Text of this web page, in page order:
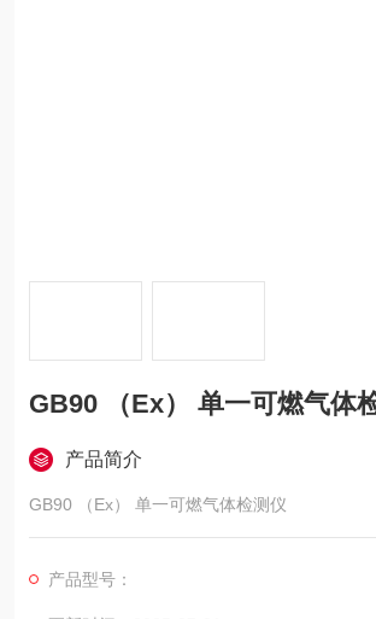
GB90 （Ex） 单一可燃气体
产品简介
GB90 （Ex） 单一可燃气体检测仪
产品型号：